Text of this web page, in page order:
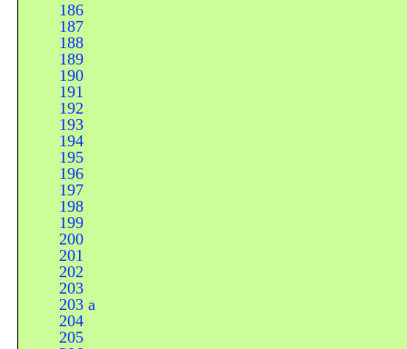
186
187
188
189
190
191
192
193
194
195
196
197
198
199
200
201
202
203
203 a
204
205